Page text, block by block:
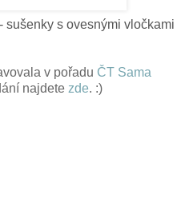
sušenky s ovesnými vločkami
v pořadu ČT Sama
najdete zde. :)